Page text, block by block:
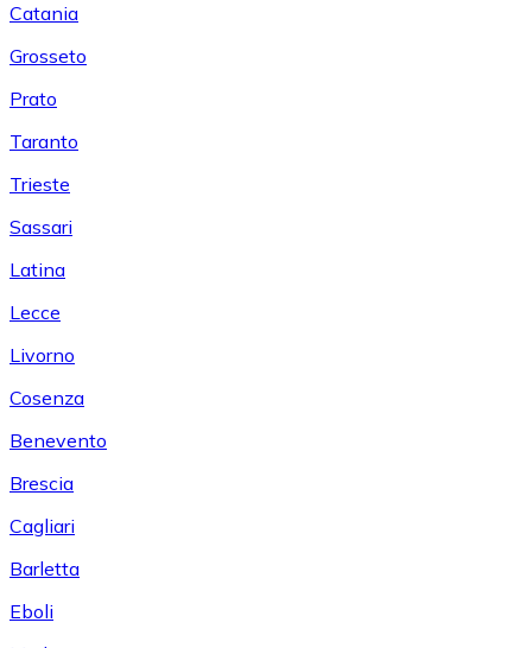
Catania
Grosseto
Prato
Taranto
Trieste
Sassari
Latina
Lecce
Livorno
Cosenza
Benevento
Brescia
Cagliari
Barletta
Eboli